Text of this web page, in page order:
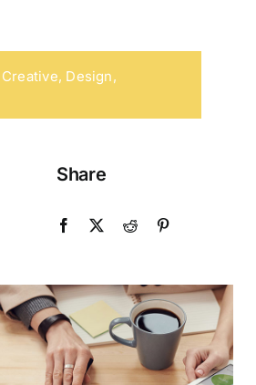
Creative, Design,
Share